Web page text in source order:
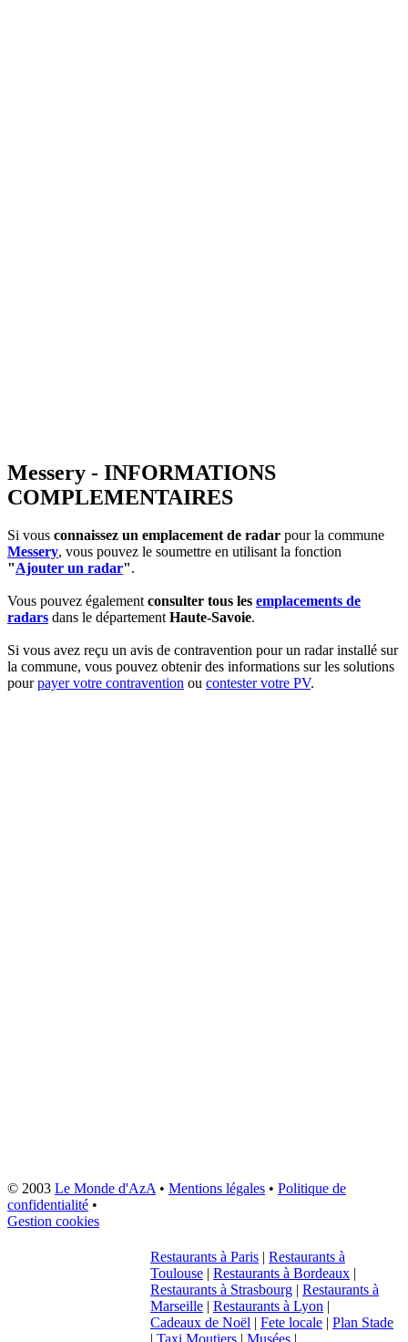
Messery - INFORMATIONS
COMPLEMENTAIRES
Si vous connaissez un emplacement de radar pour la commune
Messery, vous pouvez le soumettre en utilisant la fonction
"Ajouter un radar".
Vous pouvez égalementconsulter tous les emplacements de
radars dans le départementHaute-Savoie.
Si vous avez reçu un avis de contravention pour un radar installé sur
la commune, vous pouvez obtenir des informations sur les solutions
pourpayer votre contravention ou contester votre PV.
© 2003 Le Monde d'AzA• Mentions légales • Politique de
confidentialité •
Gestion cookies
Restaurants à Paris | Restaurants à
Toulouse | Restaurants à Bordeaux |
Restaurants à Strasbourg | Restaurants à
Marseille | Restaurants à Lyon |
Cadeaux de Noël | Fete locale | Plan Stade